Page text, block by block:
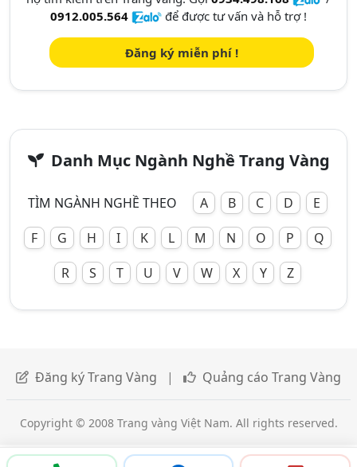
0912.005.564
để được tư vấn và hỗ trợ !
Đăng ký miễn phí !
Danh Mục Ngành Nghề Trang Vàng
TÌM NGÀNH NGHỀ THEO A B C D
E
F
G H I K L M N O P
Q
R
S T U V W X Y Z
Đăng ký Trang Vàng | Quảng cáo Trang Vàng
Copyright © 2008 Trang vàng Việt Nam. All rights reserved.